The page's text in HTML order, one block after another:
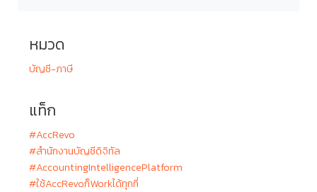
หมวด
บัญชี-ภาษี
แท็ก
#AccRevo
#สำนักงานบัญชีดิจิทัล
#AccountingIntelligencePlatform
#ใช้AccRevoก็Workได้ทุกที่